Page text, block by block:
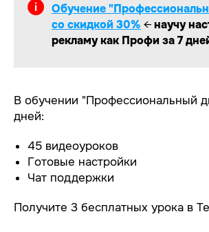
Обучение
со скидкой 30% ←научу
рекламу как Профи за 7
В обучении "Профессиональный
дней:
45 видеоуроков
Готовые настройки
Чат поддержки
Получите 3 бесплатных урока в